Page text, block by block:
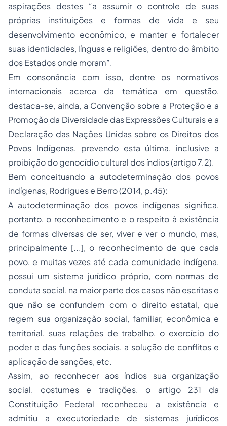
aspirações destes “a assumir o controle de suas
próprias instituições e formas de vida e seu
desenvolvimento econômico, e manter e fortalecer
suas identidades, línguas e religiões, dentro do âmbito
dos Estados onde moram”.
Em consonância com isso, dentre os normativos
internacionais acerca da temática em questão,
destaca-se, ainda, a Convenção sobre a Proteção e a
Promoção da Diversidade das Expressões Culturais e a
Declaração das Nações Unidas sobre os Direitos dos
Povos Indígenas, prevendo esta última, inclusive a
proibição do genocídio cultural dos índios (artigo 7.2).
Bem conceituando a autodeterminação dos povos
indígenas, Rodrigues e Berro (2014, p.45):
A autodeterminação dos povos indígenas significa,
portanto, o reconhecimento e o respeito à existência
de formas diversas de ser, viver e ver o mundo, mas,
principalmente [...], o reconhecimento de que cada
povo, e muitas vezes até cada comunidade indígena,
possui um sistema jurídico próprio, com normas de
conduta social, na maior parte dos casos não escritas e
que não se confundem com o direito estatal, que
regem sua organização social, familiar, econômica e
territorial, suas relações de trabalho, o exercício do
poder e das funções sociais, a solução de conflitos e
aplicação de sanções, etc.
Assim, ao reconhecer aos índios sua organização
social, costumes e tradições, o artigo 231 da
Constituição Federal reconheceu a existência e
admitiu a executoriedade de sistemas jurídicos